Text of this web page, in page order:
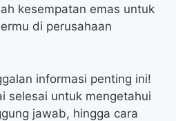
kesempatan emas untuk
di perusahaan
informasi penting ini!
selesai untuk mengetahui
jawab, hingga cara